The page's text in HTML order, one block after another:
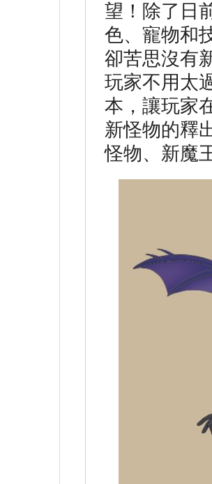
望！除了日
色、寵物和
卻苦思沒有
玩家不用太
本，讓玩家
新怪物的釋
怪物、新魔